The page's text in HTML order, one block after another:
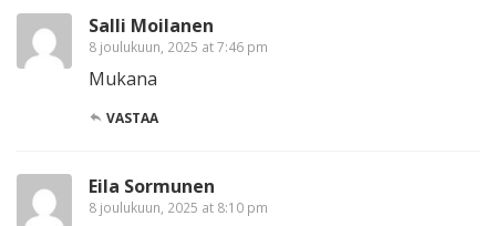
Salli Moilanen
8 joulukuun, 2025 at 7:46 pm
Mukana
VASTAA
Eila Sormunen
8 joulukuun, 2025 at 8:10 pm